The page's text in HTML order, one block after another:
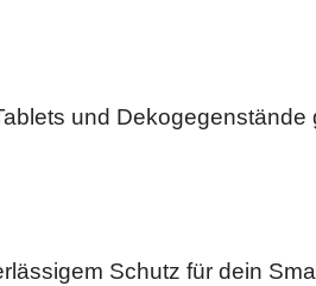
und
Schutz für dein